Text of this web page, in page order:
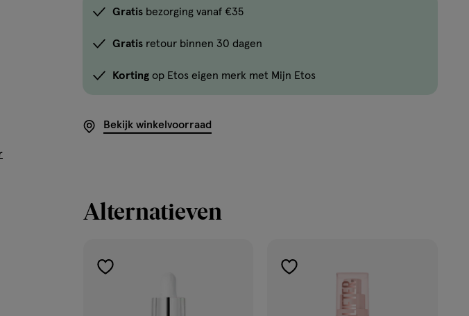
nog
Gratisbezorging vanaf €35
Gratisretour binnen 30 dagen
Kortingop Etos eigen merk met Mijn Etos
Bekijk winkelvoorraad
Alternatieven
toevoegen
toevoegen